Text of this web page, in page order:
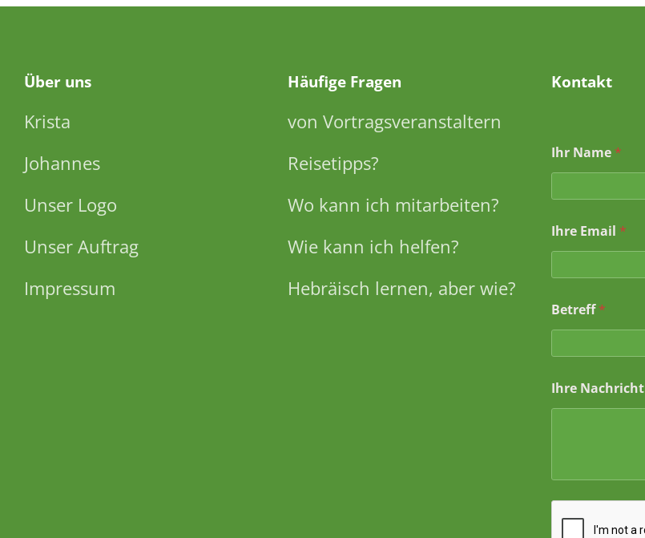
Über uns
Krista
Johannes
Unser Logo
Unser Auftrag
Impressum
Häufige Fragen
von Vortragsveranstaltern
Reisetipps?
Wo kann ich mitarbeiten?
Wie kann ich helfen?
Hebräisch lernen, aber wie?
Kontakt
Ihr Name *
Ihre Email *
Betreff*
h
r
e
*
Ihre Nachricht